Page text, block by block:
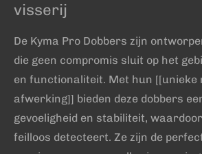
visserij
De Kyma Pro Dobbers zijn
die geen compromis sluit op het
en functionaliteit. Met hun [[unieke
afwerking]] bieden deze dobbers
gevoeligheid en stabiliteit,
feilloos detecteert. Ze zijn de